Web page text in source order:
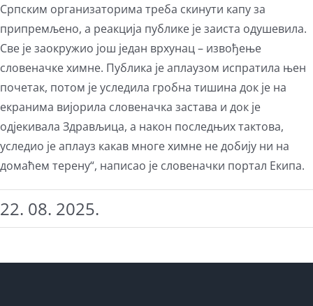
Српским организаторима треба скинути капу за
припремљено, а реакција публике је заиста одушевила.
Све је заокружио још један врхунац – извођење
словеначке химне. Публика је аплаузом испратила њен
почетак, потом је уследила гробна тишина док је на
екранима вијорила словеначка застава и док је
одјекивала Здрављица, а након последњих тактова,
уследио је аплауз какав многе химне не добију ни на
домаћем терену“, написао је словеначки портал Екипа.
22. 08. 2025.